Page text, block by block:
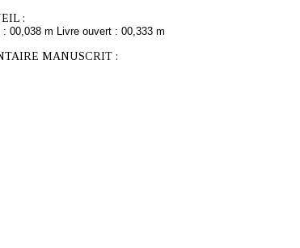
:
00,038 m Livre ouvert : 00,333 m
MANUSCRIT :